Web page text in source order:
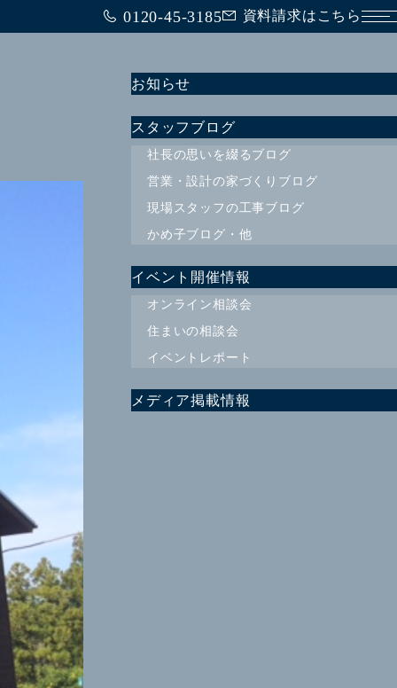
0120-45-3185 資料請求はこちら メ
お知らせ
スタッフブログ
社長の思いを綴るブログ
営業・設計の家づくりブログ
現場スタッフの工事ブログ
かめ子ブログ・他
イベント開催情報
オンライン相談会
住まいの相談会
イベントレポート
メディア掲載情報